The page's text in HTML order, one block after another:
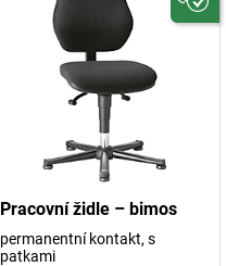
Pracovní židle – bimos
permanentní kontakt, s
patkami